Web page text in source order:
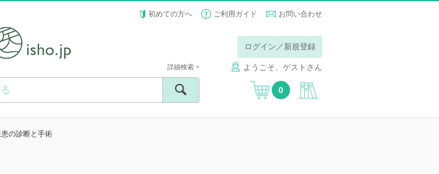
初めての方へ ご利用ガイド お問い合わせ
ログイン／新規登録
ようこそ、ゲストさん
詳細検索
0
の診断と手術